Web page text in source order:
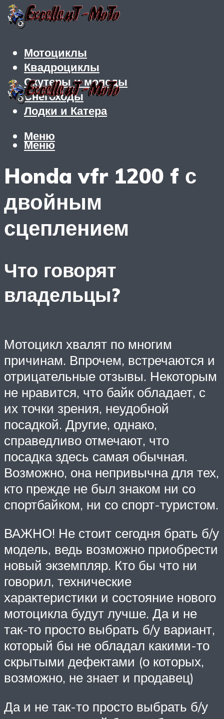
Мотоциклы
Квадроциклы
Скутеры и мопеды
Снегоходы
Лодки и Катера
Меню
Меню
Honda vfr 1200 f с
двойным
сцеплением
Что говорят
владельцы?
Мотоцикл хвалят по многим
причинам. Впрочем, встречаются и
отрицательные отзывы. Некоторым
не нравится, что байк обладает, с
их точки зрения, неудобной
посадкой. Другие, однако,
справедливо отмечают, что
посадка здесь самая обычная.
Возможно, она непривычна для тех,
кто прежде не был знаком ни со
спортбайком, ни со спорт-туристом.
ВАЖНО! Не стоит сегодня брать б/у
модель, ведь возможно приобрести
новый экземпляр. Кто бы что ни
говорил, технические
характеристики и состояние нового
мотоцикла будут лучше. Да и не
так-то просто выбрать б/у вариант,
который бы не обладал какими-то
скрытыми дефектами (о которых,
возможно, не знает и продавец)
Да и не так-то просто выбрать б/у